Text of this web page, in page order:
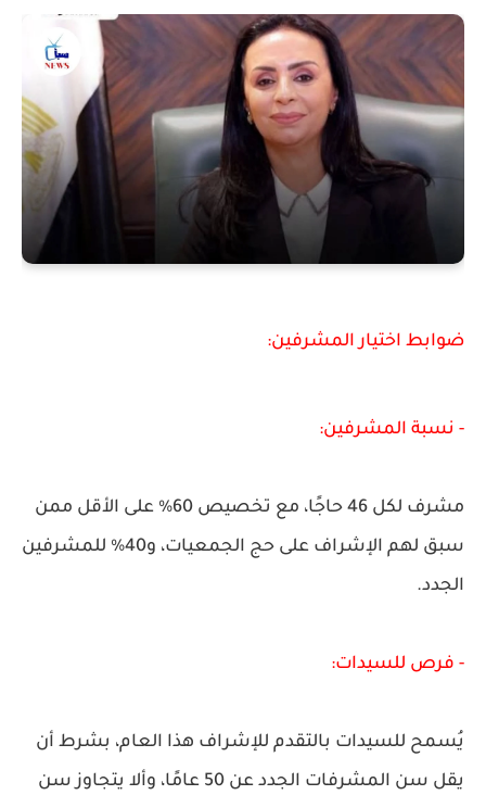
ضوابط اختيار المشرفين:
- نسبة المشرفين:
مشرف لكل 46 حاجًا، مع تخصيص 60% على الأقل ممن
سبق لهم الإشراف على حج الجمعيات، و40% للمشرفين
الجدد.
- فرص للسيدات:
يُسمح للسيدات بالتقدم للإشراف هذا العام، بشرط أن
يقل سن المشرفات الجدد عن 50 عامًا، وألا يتجاوز سن